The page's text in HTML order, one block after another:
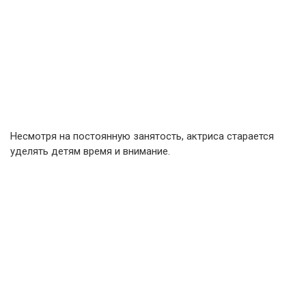
Несмотря на постоянную занятость, актриса старается
уделять детям время и внимание.